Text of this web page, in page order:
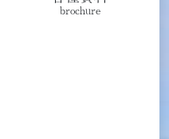
brochure